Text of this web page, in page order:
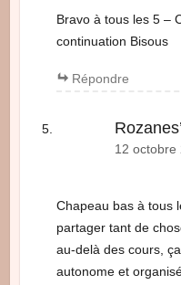
Bravo à tous les 5 –
continuation Bisous
Répondre
12 octobre
Chapeau bas à tous
partager tant de
au-delà des cours,
autonome et